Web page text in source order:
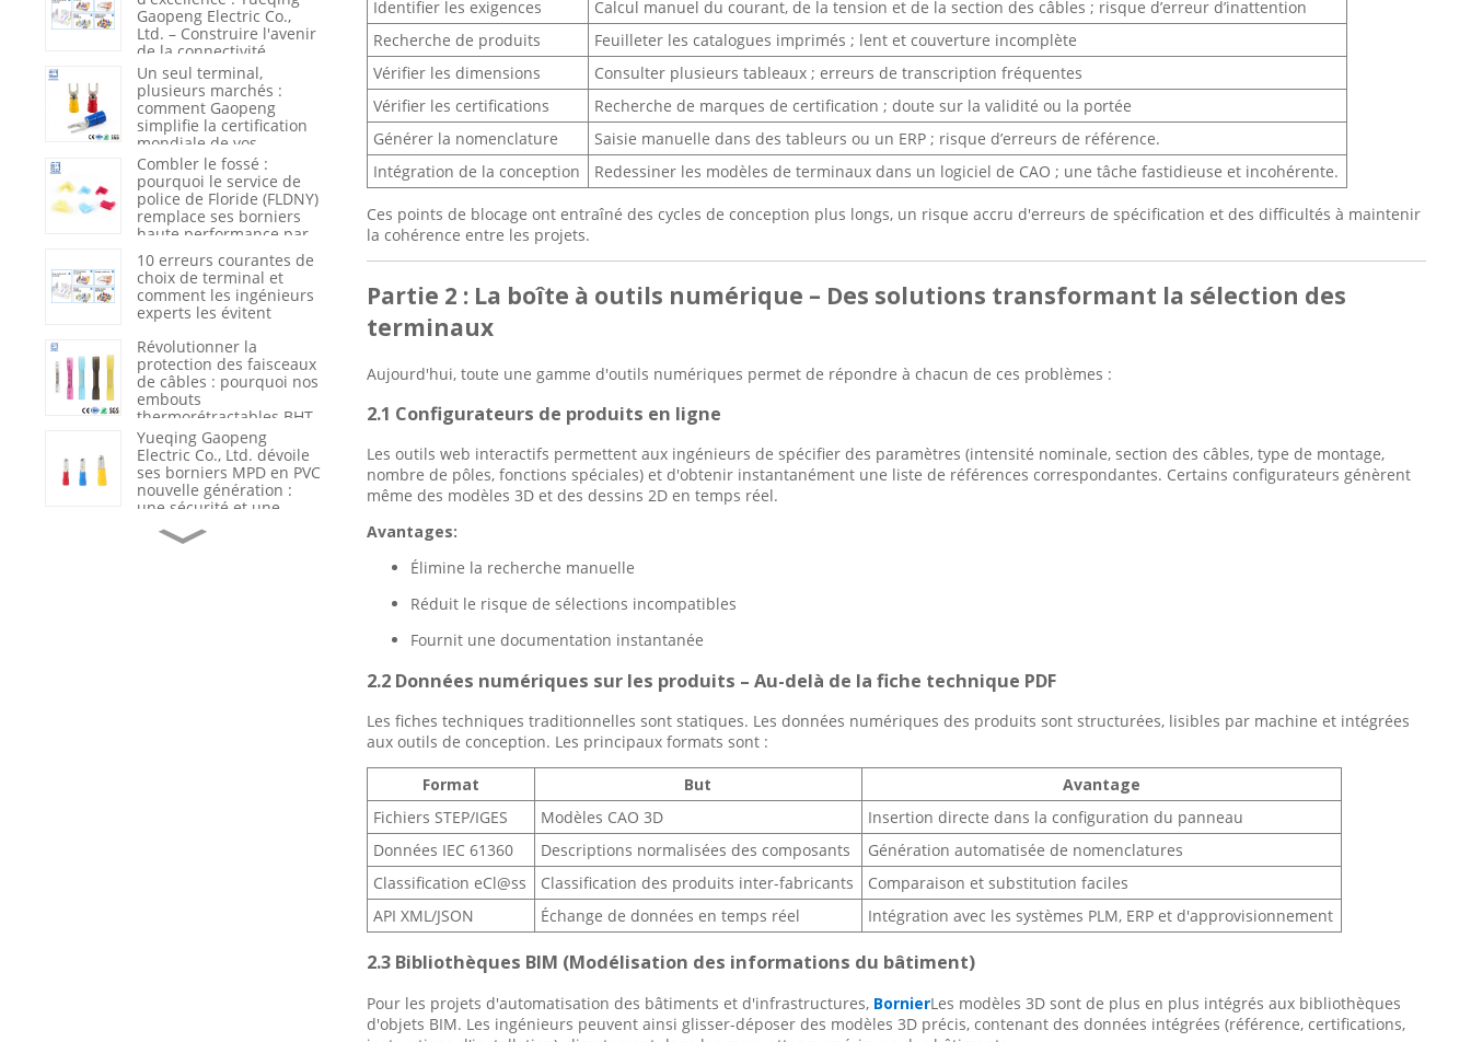
Gaopeng Electric Co.,
Ltd. – Construire l'avenir
de la connectivité
électrique
Un seul terminal,
plusieurs marchés :
comment Gaopeng
simplifie la certification
mondiale de vos
produits
Combler le fossé :
pourquoi le service de
police de Floride (FLDNY)
remplace ses borniers
haute performance par
du nylon 66 renforcé
10 erreurs courantes de
choix de terminal et
comment les ingénieurs
experts les évitent
Révolutionner la
protection des faisceaux
de câbles : pourquoi nos
embouts
thermorétractables BHT
sont la nouvelle
référence du secteur en
matière d’étanchéité et
d’isolation
Yueqing Gaopeng
Electric Co., Ltd. dévoile
ses borniers MPD en PVC
nouvelle génération :
une sécurité et une
efficacité redéfinies dans
le câblage industriel
Du fournisseur de
produits au partenaire
Identifier les exigences
Calcul manuel du courant, de la tension et de la section des câbles ; risque d’erreur d’inattention
Recherche de produits
Feuilleter les catalogues imprimés ; lent et couverture incomplète
Vérifier les dimensions
Consulter plusieurs tableaux ; erreurs de transcription fréquentes
Vérifier les certifications
Recherche de marques de certification ; doute sur la validité ou la portée
Générer la nomenclature
Saisie manuelle dans des tableurs ou un ERP ; risque d’erreurs de référence.
Intégration de la conception
Redessiner les modèles de terminaux dans un logiciel de CAO ; une tâche fastidieuse et incohérente.
Ces points de blocage ont entraîné des cycles de conception plus longs, un risque accru d'erreurs de spécification et des difficultés à maintenir
la cohérence entre les projets.
Partie 2 : La boîte à outils numérique – Des solutions transformant la sélection des
terminaux
Aujourd'hui, toute une gamme d'outils numériques permet de répondre à chacun de ces problèmes :
2.1 Configurateurs de produits en ligne
Les outils web interactifs permettent aux ingénieurs de spécifier des paramètres (intensité nominale, section des câbles, type de montage,
nombre de pôles, fonctions spéciales) et d'obtenir instantanément une liste de références correspondantes. Certains configurateurs génèrent
même des modèles 3D et des dessins 2D en temps réel.
Avantages:
Élimine la recherche manuelle
Réduit le risque de sélections incompatibles
Fournit une documentation instantanée
2.2 Données numériques sur les produits – Au-delà de la fiche technique PDF
Les fiches techniques traditionnelles sont statiques. Les données numériques des produits sont structurées, lisibles par machine et intégrées
aux outils de conception. Les principaux formats sont :
Format But
Avantage
Fichiers STEP/IGES
Modèles CAO 3D
Insertion directe dans la configuration du panneau
Données IEC 61360
Descriptions normalisées des composants
Génération automatisée de nomenclatures
Classification eCl@ss
Classification des produits inter-fabricants
Comparaison et substitution faciles
API XML/JSON
Échange de données en temps réel Intégration avec les systèmes PLM, ERP et d'approvisionnement
2.3 Bibliothèques BIM (Modélisation des informations du bâtiment)
Pour les projets d'automatisation des bâtiments et d'infrastructures, BornierLes modèles 3D sont de plus en plus intégrés aux bibliothèques
d'objets BIM. Les ingénieurs peuvent ainsi glisser-déposer des modèles 3D précis, contenant des données intégrées (référence, certifications,